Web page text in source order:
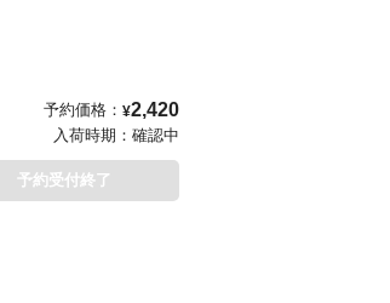
予約価格： ¥2,420
入荷時期： 確認中
予約受付終了